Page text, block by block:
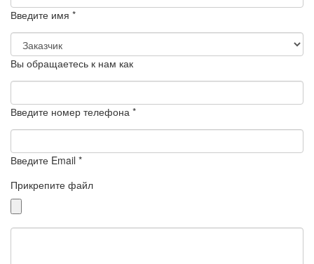
Введите имя *
Вы обращаетесь к нам как
Введите номер телефона *
Введите Email *
Прикрепите файл